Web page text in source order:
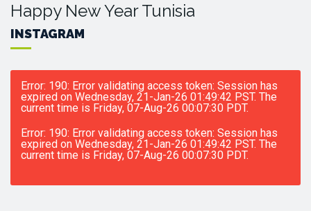
Happy New Year Tunisia
INSTAGRAM
Error: 190: Error validating access token: Session has
expired on Wednesday, 21-Jan-26 01:49:42 PST. The
current time is Friday, 07-Aug-26 00:07:30 PDT.
Error: 190: Error validating access token: Session has
expired on Wednesday, 21-Jan-26 01:49:42 PST. The
current time is Friday, 07-Aug-26 00:07:30 PDT.